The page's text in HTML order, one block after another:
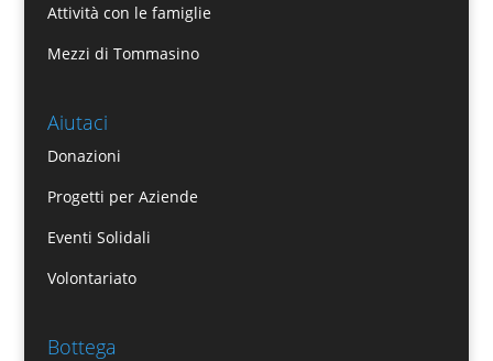
Attività con le famiglie
Mezzi di Tommasino
Aiutaci
Donazioni
Progetti per Aziende
Eventi Solidali
Volontariato
Bottega